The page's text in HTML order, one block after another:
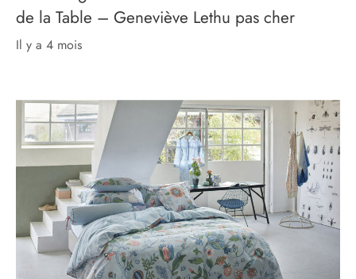
de la Table – Geneviève Lethu pas cher
il y a 4 mois